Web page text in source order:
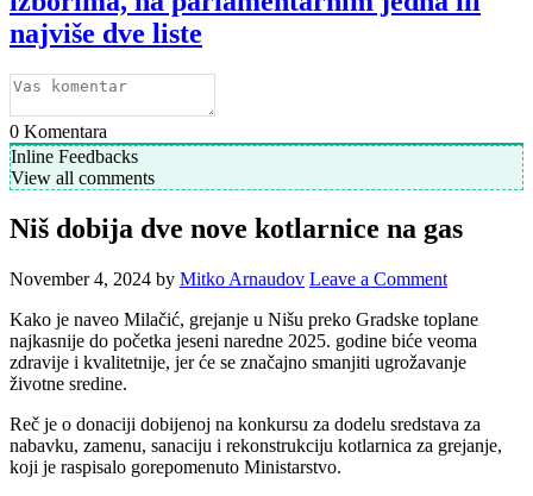
najviše dve liste
0 Komentara
Inline Feedbacks
View all comments
Niš dobija dve nove kotlarnice na gas
November 4, 2024 by Mitko Arnaudov Leave a Comment
Kako je naveo Milačić, grejanje u Nišu preko Gradske toplane
najkasnije do početka jeseni naredne 2025. godine biće veoma
zdravije i kvalitetnije, jer će se značajno smanjiti ugrožavanje
životne sredine.
Reč je o donaciji dobijenoj na konkursu za dodelu sredstava za
nabavku, zamenu, sanaciju i rekonstrukciju kotlarnica za grejanje,
koji je raspisalo gorepomenuto Ministarstvo.